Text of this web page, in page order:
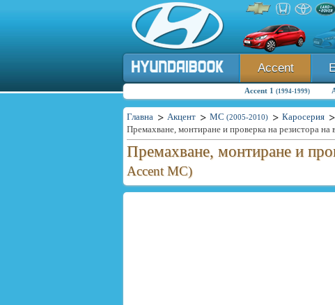
Accent
Accent 1 (1994-1999)
Главна Акцент MC (2005-2010) Каросерия
Премахване, монтиране и проверка на резистора на
Премахване, монтиране и
Accent MC)